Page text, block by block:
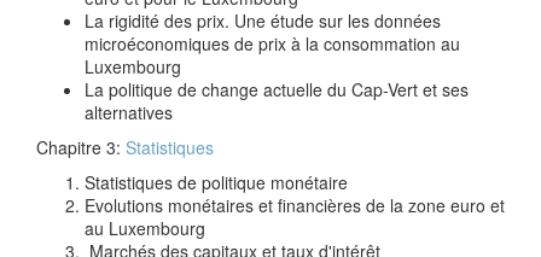
La rigidité des prix. Une étude sur les données
microéconomiques de prix à la consommation au
Luxembourg
La politique de change actuelle du Cap-Vert et ses
alternatives
Chapitre 3: Statistiques
Statistiques de politique monétaire
Evolutions monétaires et financières de la zone euro et
au Luxembourg
Marchés des capitaux et taux d'intérêt